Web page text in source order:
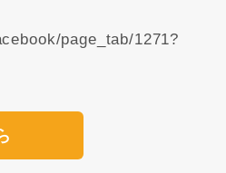
page_tab/1271?